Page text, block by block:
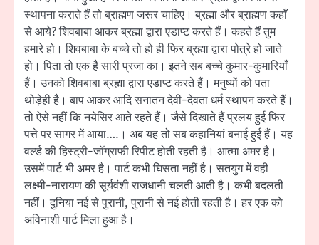
स्थापना कराते हैं तो ब्राह्मण जरूर चाहिए। ब्रह्मा और ब्राह्मण कहाँ
से आये? शिवबाबा आकर ब्रह्मा द्वारा एडाप्ट करते हैं। कहते हैं तुम
हमारे हो। शिवबाबा के बच्चे तो हो ही फिर ब्रह्मा द्वारा पोत्रे हो जाते
हो। पिता तो एक है सारी प्रजा का। इतने सब बच्चे कुमार-कुमारियाँ
हैं। उनको शिवबाबा ब्रह्मा द्वारा एडाप्ट करते हैं। मनुष्यों को पता
थोड़ेही है। बाप आकर आदि सनातन देवी-देवता धर्म स्थापन करते हैं।
तो ऐसे नहीं कि नयेसिर आते रहते हैं। जैसे दिखाते हैं प्रलय हुई फिर
पत्ते पर सागर में आया….। अब यह तो सब कहानियां बनाई हुई हैं। यह
वर्ल्ड की हिस्ट्री-जॉग्राफी रिपीट होती रहती है। आत्मा अमर है।
उसमें पार्ट भी अमर है। पार्ट कभी घिसता नहीं है। सतयुग में वही
लक्ष्मी-नारायण की सूर्यवंशी राजधानी चलती आती है। कभी बदलती
नहीं। दुनिया नई से पुरानी, पुरानी से नई होती रहती है। हर एक को
अविनाशी पार्ट मिला हुआ है।